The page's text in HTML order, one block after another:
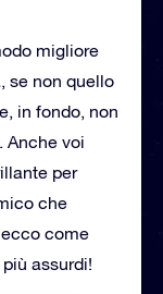
migliore
se non quello
in fondo, non
Anche voi
per
che
come
assurdi!